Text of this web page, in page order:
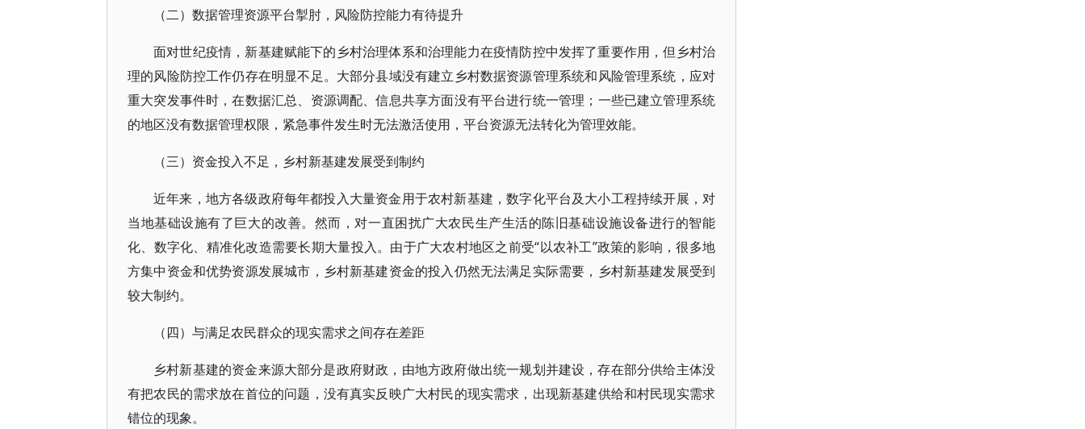
（二）数据管理资源平台掣肘，风险防控能力有待提升
面对世纪疫情，新基建赋能下的乡村治理体系和治理能力在疫情防控中发挥了重要作用，但乡村治
理的风险防控工作仍存在明显不足。大部分县域没有建立乡村数据资源管理系统和风险管理系统，应对
重大突发事件时，在数据汇总、资源调配、信息共享方面没有平台进行统一管理；一些已建立管理系统
的地区没有数据管理权限，紧急事件发生时无法激活使用，平台资源无法转化为管理效能。
（三）资金投入不足，乡村新基建发展受到制约
近年来，地方各级政府每年都投入大量资金用于农村新基建，数字化平台及大小工程持续开展，对
当地基础设施有了巨大的改善。然而，对一直困扰广大农民生产生活的陈旧基础设施设备进行的智能
化、数字化、精准化改造需要长期大量投入。由于广大农村地区之前受“以农补工”政策的影响，很多地
方集中资金和优势资源发展城市，乡村新基建资金的投入仍然无法满足实际需要，乡村新基建发展受到
较大制约。
（四）与满足农民群众的现实需求之间存在差距
乡村新基建的资金来源大部分是政府财政，由地方政府做出统一规划并建设，存在部分供给主体没
有把农民的需求放在首位的问题，没有真实反映广大村民的现实需求，出现新基建供给和村民现实需求
错位的现象。